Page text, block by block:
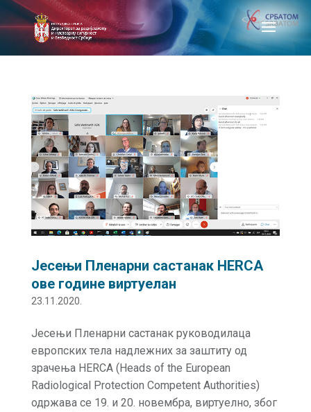
Јесењи Пленарни састанак HERCA
ове године виртуелан
23.11.2020.
Јесењи Пленарни састанак руководилаца
европских тела надлежних за заштиту од
зрачења HERCA (Heads of the European
Radiological Protection Competent Authorities)
одржава се 19. и 20. новембра, виртуелно, због